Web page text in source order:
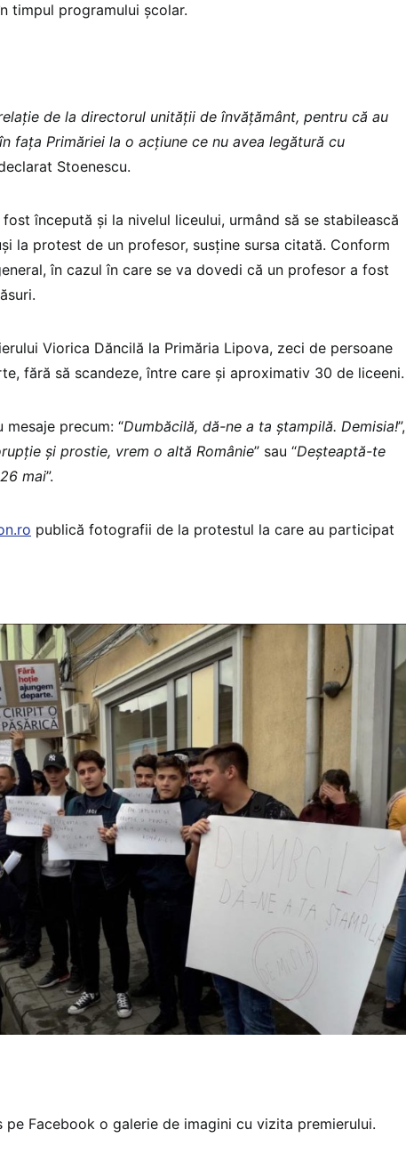
timpul programului şcolar.
de la directorul unităţii de învăţământ, pentru că au
faţa Primăriei la o acţiune ce nu avea legătură cu
Stoenescu.
începută şi la nivelul liceului, urmând să se stabilească
la protest de un profesor, susține sursa citată. Conform
în cazul în care se va dovedi că un profesor a fost
Viorica Dăncilă la Primăria Lipova, zeci de persoane
fără să scandeze, între care şi aproximativ 30 de liceeni.
precum: “Dumbăcilă, dă-ne a ta ştampilă. Demisia!”,
şi prostie, vrem o altă Românie” sau “Deşteaptă-te
mai”.
publică fotografii de la protestul la care au participat
pe Facebook o galerie de imagini cu vizita premierului.